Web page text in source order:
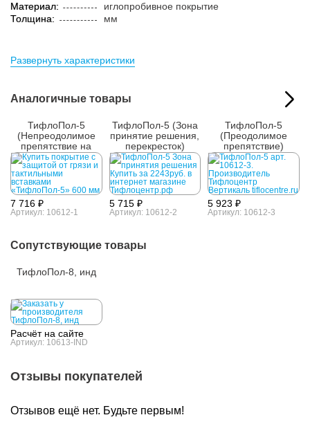
Материал:
иглопробивное покрытие
Толщина:
мм
Развернуть характеристики
Аналогичные товары
ТифлоПол-5
(Непреодолимое
препятствие на
пути)
7 716 ₽
Артикул: 10612-1
ТифлоПол-5 (Зона
принятие решения,
перекресток)
5 715 ₽
Артикул: 10612-2
ТифлоПол-5
(Преодолимое
препятствие)
5 923 ₽
Артикул: 10612-3
Сопутствующие товары
ТифлоПол-8, инд
Расчёт на сайте
Артикул: 10613-IND
Отзывы покупателей
Отзывов ещё нет. Будьте первым!